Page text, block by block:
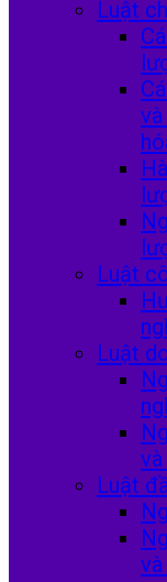
Luật
Luật
Luật
Luật